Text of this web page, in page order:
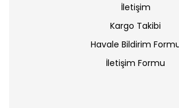
İletişim
Kargo Takibi
Havale Bildirim
İletişim Formu